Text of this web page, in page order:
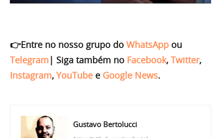
👉Entre no nosso grupo do WhatsApp ou
Telegram | Siga também no Facebook, Twitter,
Instagram, YouTube e Google News.
Gustavo Bertolucci